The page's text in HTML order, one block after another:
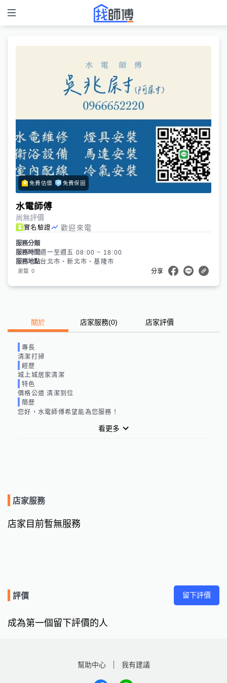
免費估價 免費保固
水電師傅
尚無評價
實名驗證 歡迎來電
服務分類
服務時間週一至週五 08:00 ~ 18:00
服務地點台北市、新北市、基隆市
瀏覽 0 分享
關於 店家服務(0) 店家評價
專長
清潔打掃
經歷
城上城居家清潔
特色
價格公道 清潔到位
簡歷
您好， 水電師傅希望能為您服務！
看更多
店家服務
店家目前暫無服務
評價 留下評價
成為第一個留下評價的人
幫助中心 我有建議